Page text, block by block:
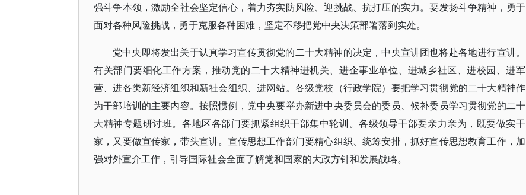
强斗争本领，激励全社会坚定信心，着力夯实防风险、迎挑战、抗打压的实力。要发扬斗争精神，勇于
面对各种风险挑战，勇于克服各种困难，坚定不移把党中央决策部署落到实处。
党中央即将发出关于认真学习宣传贯彻党的二十大精神的决定，中央宣讲团也将赴各地进行宣讲。
有关部门要细化工作方案，推动党的二十大精神进机关、进企事业单位、进城乡社区、进校园、进军
营、进各类新经济组织和新社会组织、进网站。各级党校（行政学院）要把学习贯彻党的二十大精神作
为干部培训的主要内容。按照惯例，党中央要举办新进中央委员会的委员、候补委员学习贯彻党的二十
大精神专题研讨班。各地区各部门要抓紧组织干部集中轮训。各级领导干部要亲力亲为，既要做实干
家，又要做宣传家，带头宣讲。宣传思想工作部门要精心组织、统筹安排，抓好宣传思想教育工作，加
强对外宣介工作，引导国际社会全面了解党和国家的大政方针和发展战略。